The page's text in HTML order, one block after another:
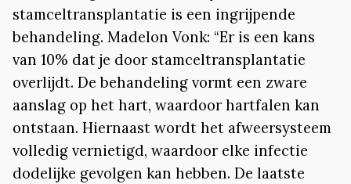
stamceltransplantatie is een ingrijpende
behandeling. Madelon Vonk: “Er is een kans
van 10% dat je door stamceltransplantatie
overlijdt. De behandeling vormt een zware
aanslag op het hart, waardoor hartfalen kan
ontstaan. Hiernaast wordt het afweersysteem
volledig vernietigd, waardoor elke infectie
dodelijke gevolgen kan hebben. De laatste